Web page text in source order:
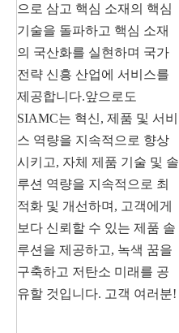
으로 삼고 핵심 소재의 핵심
기술을 돌파하고 핵심 소재
의 국산화를 실현하며 국가
전략 신흥 산업에 서비스를
제공합니다.앞으로도
SIAMC는 혁신, 제품 및 서비
스 역량을 지속적으로 향상
시키고, 자체 제품 기술 및 솔
루션 역량을 지속적으로 최
적화 및 개선하며, 고객에게
보다 신뢰할 수 있는 제품 솔
루션을 제공하고, 녹색 꿈을
구축하고 저탄소 미래를 공
유할 것입니다. 고객 여러분!